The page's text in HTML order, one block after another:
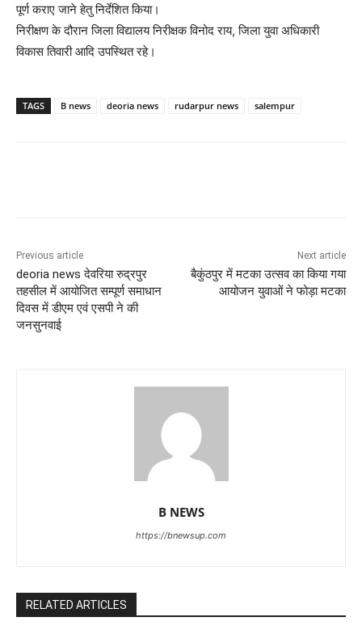
पूर्ण कराए जाने हेतु निर्देशित किया।
निरीक्षण के दौरान जिला विद्यालय निरीक्षक विनोद राय, जिला युवा अधिकारी
विकास तिवारी आदि उपस्थित रहे।
TAGS B news deoria news rudarpur news salempur
Previous article
deoria news देवरिया रुद्रपुर
तहसील में आयोजित सम्पूर्ण समाधान
दिवस में डीएम एवं एसपी ने की
जनसुनवाई
Next article
बैकुंठपुर में मटका उत्सव का किया गया
आयोजन युवाओं ने फोड़ा मटका
B NEWS
https://bnewsup.com
RELATED ARTICLES